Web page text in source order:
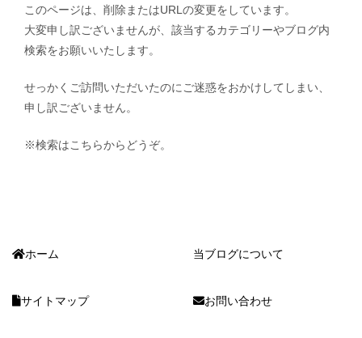
このページは、削除またはURLの変更をしています。
大変申し訳ございませんが、該当するカテゴリーやブログ内
検索をお願いいたします。
せっかくご訪問いただいたのにご迷惑をおかけしてしまい、
申し訳ございません。
※検索はこちらからどうぞ。
ホーム 当ブログについて
サイトマップ お問い合わせ